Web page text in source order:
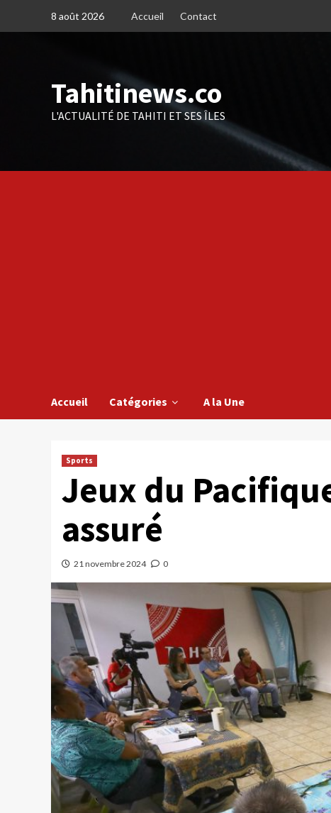
8 août 2026 Accueil Contact
Tahitinews.co
L'ACTUALITÉ DE TAHITI ET SES ÎLES
Accueil Catégories A la Une
Sports
Jeux du
assuré
21 novembre 2024 0